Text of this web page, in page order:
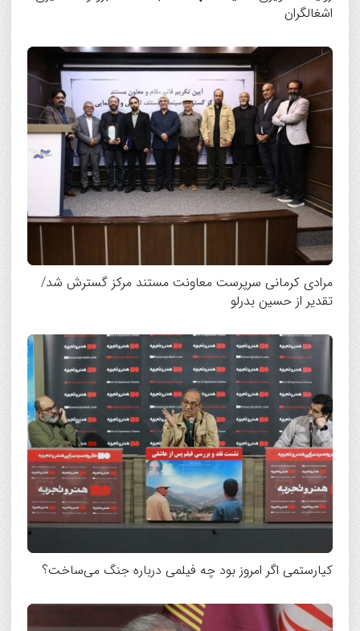
اشغالگران
مرادی کرمانی سرپرست معاونت مستند مرکز گسترش شد/
تقدیر از حسین بدرلو
کیارستمی اگر امروز بود چه فیلمی درباره جنگ می‌ساخت؟